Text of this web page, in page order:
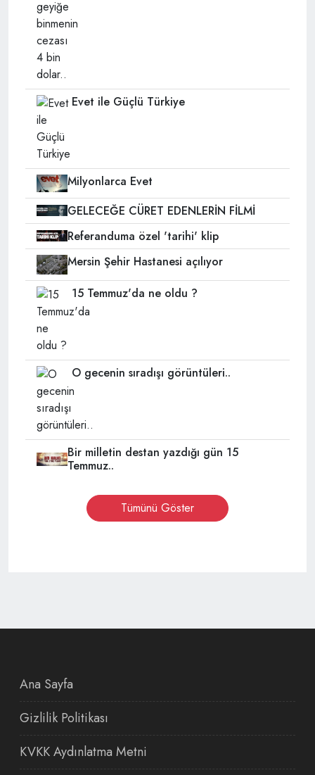
Evet ile Güçlü Türkiye
Milyonlarca Evet
GELECEĞE CÜRET EDENLERİN FİLMİ
Referanduma özel 'tarihi' klip
Mersin Şehir Hastanesi açılıyor
15 Temmuz'da ne oldu ?
O gecenin sıradışı görüntüleri..
Bir milletin destan yazdığı gün 15
Temmuz..
Tümünü Göster
Ana Sayfa
Gizlilik Politikası
KVKK Aydınlatma Metni